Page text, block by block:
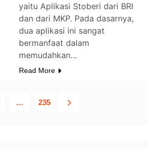
yaitu Aplikasi Stoberi dari BRI
dan dari MKP. Pada dasarnya,
dua aplikasi ini sangat
bermanfaat dalam
memudahkan…
Read More
… 235